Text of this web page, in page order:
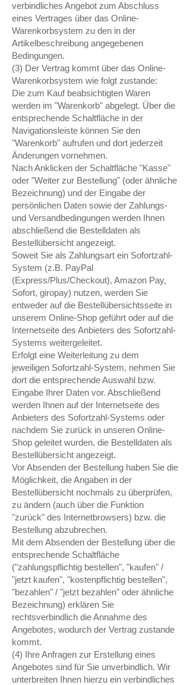
verbindliches Angebot zum Abschluss
eines Vertrages über das Online-
Warenkorbsystem zu den in der
Artikelbeschreibung angegebenen
Bedingungen.
(3) Der Vertrag kommt über das Online-
Warenkorbsystem wie folgt zustande:
Die zum Kauf beabsichtigten Waren
werden im "Warenkorb" abgelegt. Über die
entsprechende Schaltfläche in der
Navigationsleiste können Sie den
"Warenkorb" aufrufen und dort jederzeit
Änderungen vornehmen.
Nach Anklicken der Schaltfläche "Kasse"
oder "Weiter zur Bestellung" (oder ähnliche
Bezeichnung) und der Eingabe der
persönlichen Daten sowie der Zahlungs-
und Versandbedingungen werden Ihnen
abschließend die Bestelldaten als
Bestellübersicht angezeigt.
Soweit Sie als Zahlungsart ein Sofortzahl-
System (z.B. PayPal
(Express/Plus/Checkout), Amazon Pay,
Sofort, giropay) nutzen, werden Sie
entweder auf die Bestellübersichtsseite in
unserem Online-Shop geführt oder auf die
Internetseite des Anbieters des Sofortzahl-
Systems weitergeleitet.
Erfolgt eine Weiterleitung zu dem
jeweiligen Sofortzahl-System, nehmen Sie
dort die entsprechende Auswahl bzw.
Eingabe Ihrer Daten vor. Abschließend
werden Ihnen auf der Internetseite des
Anbieters des Sofortzahl-Systems oder
nachdem Sie zurück in unseren Online-
Shop geleitet wurden, die Bestelldaten als
Bestellübersicht angezeigt.
Vor Absenden der Bestellung haben Sie die
Möglichkeit, die Angaben in der
Bestellübersicht nochmals zu überprüfen,
zu ändern (auch über die Funktion
"zurück" des Internetbrowsers) bzw. die
Bestellung abzubrechen.
Mit dem Absenden der Bestellung über die
entsprechende Schaltfläche
("zahlungspflichtig bestellen", "kaufen" /
"jetzt kaufen", "kostenpflichtig bestellen",
"bezahlen" / "jetzt bezahlen" oder ähnliche
Bezeichnung) erklären Sie
rechtsverbindlich die Annahme des
Angebotes, wodurch der Vertrag zustande
kommt.
(4) Ihre Anfragen zur Erstellung eines
Angebotes sind für Sie unverbindlich. Wir
unterbreiten Ihnen hierzu ein verbindliches